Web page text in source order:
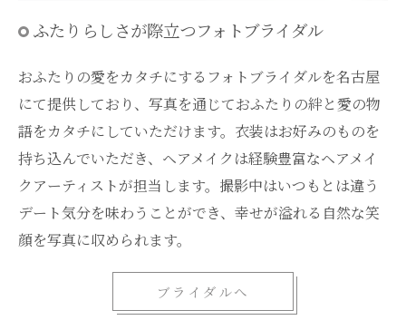
ふたりらしさが際立つフォトブライダル
おふたりの愛をカタチにするフォトブライダルを名古屋
にて提供しており、写真を通じておふたりの絆と愛の物
語をカタチにしていただけます。衣装はお好みのものを
持ち込んでいただき、ヘアメイクは経験豊富なヘアメイ
クアーティストが担当します。撮影中はいつもとは違う
デート気分を味わうことができ、幸せが溢れる自然な笑
顔を写真に収められます。
ブライダルへ